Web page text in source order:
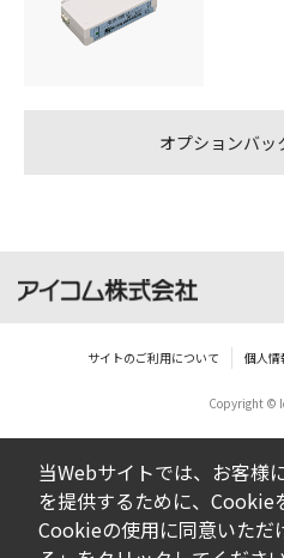
オプションバッ
サイトのご利用について 個人情
Copyright ©
当Webサイトでは、お客様
を提供するために、Cookie
Cookieの使用に同意いただ